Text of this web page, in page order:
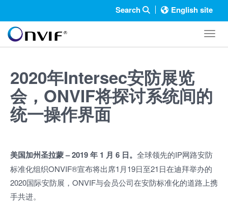
Search English site
2020年Intersec安防展览
会，ONVIF将探讨系统间的
统一操作界面
美国加州圣拉蒙–2019 年 1 月 6 日。 全球领先的IP网路安防
标准化组织ONVIF®宣布将出席1月19日至21日在迪拜举办的
2020国际安防展，ONVIF与会员公司在安防标准化的道路上携
手共进。